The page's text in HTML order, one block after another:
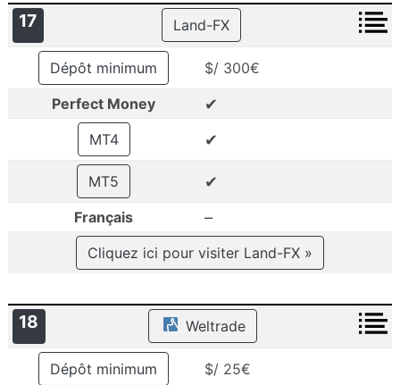
17 Land-FX
Dépôt minimum
$/ 300€
Perfect Money
✔
MT4 ✔
MT5 ✔
Français –
Cliquez ici pour visiter Land-FX »
18 Weltrade
Dépôt minimum
$/ 25€